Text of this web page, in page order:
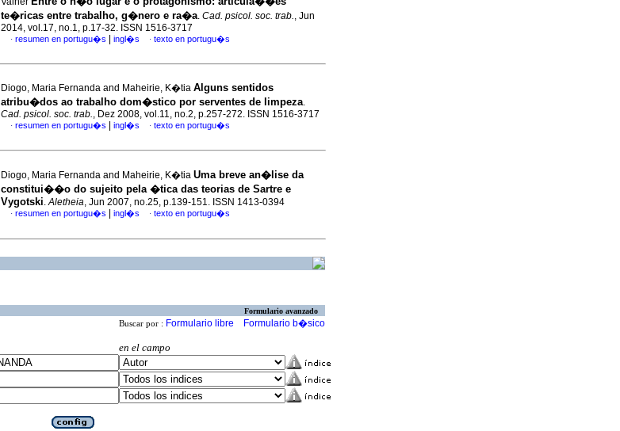
te�ricas entre trabalho, g�nero e ra�a. Cad. psicol. soc. trab., Jun
2014, vol.17, no.1, p.17-32. ISSN 1516-3717
· resumen en portugu�s ingl�s · texto en portugu�s
Diogo, Maria Fernanda and Maheirie, K�tia Alguns sentidos
atribu�dos ao trabalho dom�stico por serventes de limpeza.
Cad. psicol. soc. trab., Dez 2008, vol.11, no.2, p.257-272. ISSN 1516-3717
· resumen en portugu�s ingl�s · texto en portugu�s
Diogo, Maria Fernanda and Maheirie, K�tia Uma breve an�lise da
constitui��o do sujeito pela �tica das teorias de Sartre e
Vygotski.Aletheia, Jun 2007, no.25, p.139-151. ISSN 1413-0394
· resumen en portugu�s ingl�s · texto en portugu�s
Formulario avanzado
Buscar por : Formulario libre Formulario b�sico
en el campo